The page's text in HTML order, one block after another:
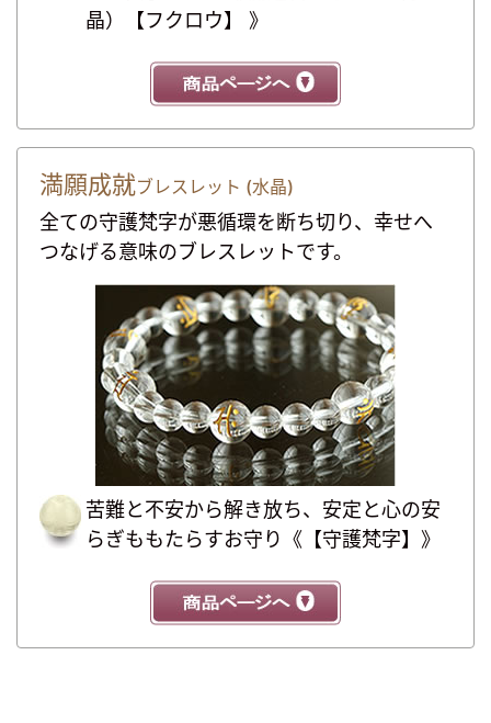
晶）【フクロウ】 》
満願成就ブレスレット (水晶)
全ての守護梵字が悪循環を断ち切り、幸せへ
つなげる意味のブレスレットです。
苦難と不安から解き放ち、安定と心の安
らぎももたらすお守り《【守護梵字】》